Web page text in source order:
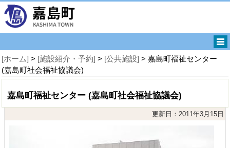
[ホーム] > [施設紹介・予約] > [公共施設] > 嘉島町福祉センター
(嘉島町社会福祉協議会)
嘉島町福祉センター (嘉島町社会福祉協議会)
更新日：2011年3月15日